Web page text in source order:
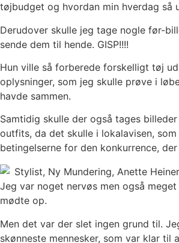
tøjbudget og hvordan min hverdag så
Derudover skulle jeg tage nogle før-
sende dem til hende. GISP!!!!
Hun ville så forberede forskelligt tøj
oplysninger, som jeg skulle prøve i
havde sammen.
Samtidig skulle der også tages
outfits, da det skulle i lokalavisen,
betingelserne for den konkurrence,
Jeg var noget nervøs men også
mødte op.
Men det var der slet ingen grund til.
skønneste mennesker, som var klar til